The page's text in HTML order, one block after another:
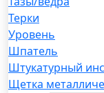
Терки
Уровень
Шпатель
Штукатурный
Щетка